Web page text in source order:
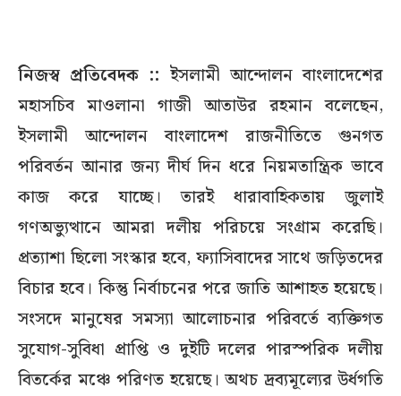
নিজস্ব প্রতিবেদক :: ইসলামী আন্দোলন বাংলাদেশের
মহাসচিব মাওলানা গাজী আতাউর রহমান বলেছেন,
ইসলামী আন্দোলন বাংলাদেশ রাজনীতিতে গুনগত
পরিবর্তন আনার জন্য দীর্ঘ দিন ধরে নিয়মতান্ত্রিক ভাবে
কাজ করে যাচ্ছে। তারই ধারাবাহিকতায় জুলাই
গণঅভ্যুত্থানে আমরা দলীয় পরিচয়ে সংগ্রাম করেছি।
প্রত্যাশা ছিলো সংস্কার হবে, ফ্যাসিবাদের সাথে জড়িতদের
বিচার হবে। কিন্তু নির্বাচনের পরে জাতি আশাহত হয়েছে।
সংসদে মানুষের সমস্যা আলোচনার পরিবর্তে ব্যক্তিগত
সুযোগ-সুবিধা প্রাপ্তি ও দুইটি দলের পারস্পরিক দলীয়
বিতর্কের মঞ্চে পরিণত হয়েছে। অথচ দ্রব্যমূল্যের উর্ধগতি